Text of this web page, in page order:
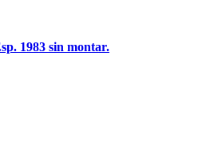
1983 sin montar.